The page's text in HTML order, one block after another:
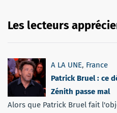
Les lecteurs
A LA UNE, France
Patrick Bruel : ce
Zénith passe mal
Alors que Patrick Bruel fait